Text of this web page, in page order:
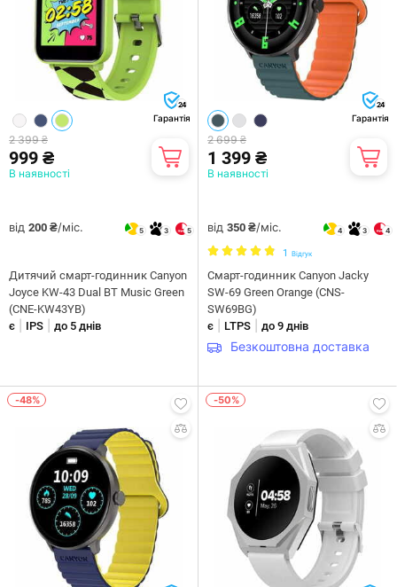
24
Гарантія
2 399 ₴
999 ₴
В наявності
від 200 ₴/міс. 5 3 5
Дитячий смарт-годинник Canyon
Joyce KW-43 Dual BT Music Green
(CNE-KW43YB)
є
IPS до 5 днів
24
Гарантія
2 699 ₴
1 399 ₴
В наявності
від 350 ₴/міс. 4 3 4
1 Відгук
Смарт-годинник Canyon Jacky
SW-69 Green Orange (CNS-
SW69BG)
є
LTPS до 9 днів
Безкоштовна доставка
-48% -50%